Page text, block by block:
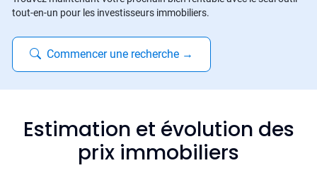
tout-en-un pour les investisseurs immobiliers.
Commencer une recherche →
Estimation et évolution des
prix immobiliers